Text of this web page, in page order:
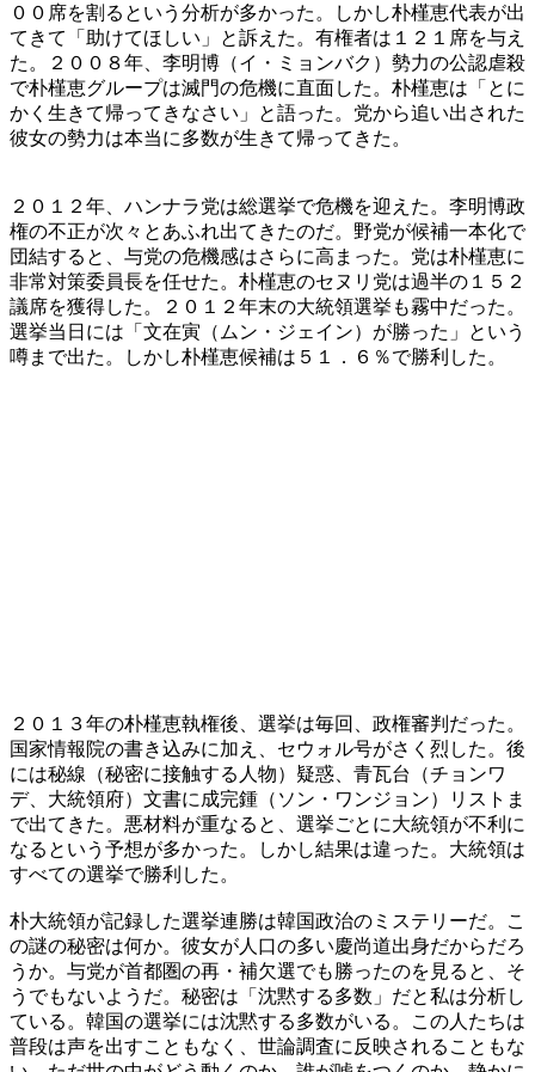
００席を割るという分析が多かった。しかし朴槿恵代表が出
てきて「助けてほしい」と訴えた。有権者は１２１席を与え
た。２００８年、李明博（イ・ミョンバク）勢力の公認虐殺
で朴槿恵グループは滅門の危機に直面した。朴槿恵は「とに
かく生きて帰ってきなさい」と語った。党から追い出された
彼女の勢力は本当に多数が生きて帰ってきた。
２０１２年、ハンナラ党は総選挙で危機を迎えた。李明博政
権の不正が次々とあふれ出てきたのだ。野党が候補一本化で
団結すると、与党の危機感はさらに高まった。党は朴槿恵に
非常対策委員長を任せた。朴槿恵のセヌリ党は過半の１５２
議席を獲得した。２０１２年末の大統領選挙も霧中だった。
選挙当日には「文在寅（ムン・ジェイン）が勝った」という
噂まで出た。しかし朴槿恵候補は５１．６％で勝利した。
２０１３年の朴槿恵執権後、選挙は毎回、政権審判だった。
国家情報院の書き込みに加え、セウォル号がさく烈した。後
には秘線（秘密に接触する人物）疑惑、青瓦台（チョンワ
デ、大統領府）文書に成完鍾（ソン・ワンジョン）リストま
で出てきた。悪材料が重なると、選挙ごとに大統領が不利に
なるという予想が多かった。しかし結果は違った。大統領は
すべての選挙で勝利した。
朴大統領が記録した選挙連勝は韓国政治のミステリーだ。こ
の謎の秘密は何か。彼女が人口の多い慶尚道出身だからだろ
うか。与党が首都圏の再・補欠選でも勝ったのを見ると、そ
うでもないようだ。秘密は「沈黙する多数」だと私は分析し
ている。韓国の選挙には沈黙する多数がいる。この人たちは
普段は声を出すこともなく、世論調査に反映されることもな